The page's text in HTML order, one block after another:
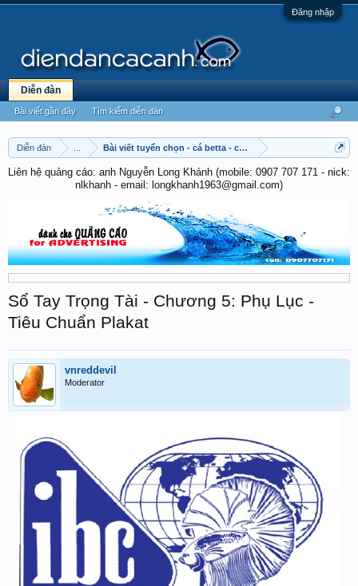
Đăng nhập
Diễn đàn Bài viết tuyển chọn - cá betta - cá cờ
Liên hệ quảng cáo: anh Nguyễn Long Khánh (mobile: 0907 707 171 - nick:
nlkhanh - email: longkhanh1963@gmail.com)
Sổ Tay Trọng Tài - Chương 5: Phụ Lục -
Tiêu Chuẩn Plakat
vnreddevil
Moderator
Diễn đàn
Bài viết gần đây Tìm kiếm diễn đàn